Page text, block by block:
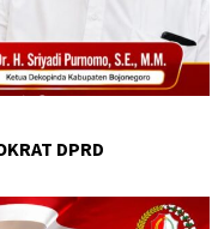
DPRD